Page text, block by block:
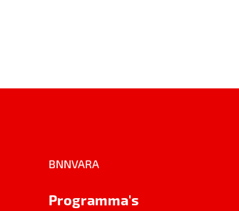
BNNVARA
Programma's